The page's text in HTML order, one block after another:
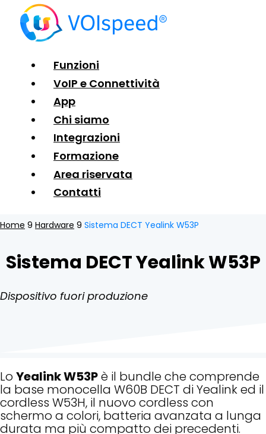
Funzioni
VoIP e Connettività
App
Chi siamo
Integrazioni
Formazione
Area riservata
Contatti
Home 9 Hardware 9 Sistema DECT Yealink W53P
Sistema DECT Yealink W53P
Dispositivo fuori produzione
Lo Yealink W53Pè il bundle che comprende
la base monocella W60B DECT di Yealink ed il
cordless W53H, il nuovo cordless con
schermo a colori, batteria avanzata a lunga
durata ma più compatto dei precedenti.